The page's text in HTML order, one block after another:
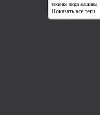
технике люди машины
Показать все теги